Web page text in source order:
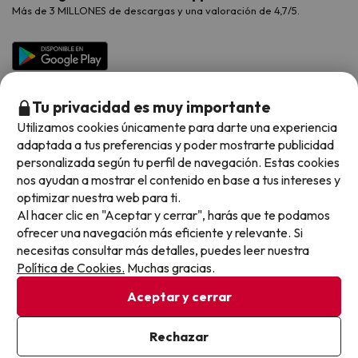
Viajes para grupos
Hoteles Salou
Chollos con Todo Incluido
Chollos en la playa
Hoteles con toboganes
Selección de la Newsletter
Los favoritos de nuestros clientes
Vacaciones en Octubre
Vacaciones en Noviembre
Preguntas frecuentes
Más de 3 MILLONES de descargas y una valoración de 4,7/5.
Métodos de pago disponibles
Condiciones generales
Política de cookies
Viajes para ti S.L.U. Copyright © Buscounchollo.com 2010 -
Tu privacidad es muy importante
Utilizamos cookies únicamente para darte una experiencia
adaptada a tus preferencias y poder mostrarte publicidad
personalizada según tu perfil de navegación. Estas cookies
nos ayudan a mostrar el contenido en base a tus intereses y
optimizar nuestra web para ti.
Al hacer clic en "Aceptar y cerrar", harás que te podamos
ofrecer una navegación más eficiente y relevante. Si
necesitas consultar más detalles, puedes leer nuestra
Política de Cookies. Muchas gracias.
Aceptar y cerrar
Rechazar